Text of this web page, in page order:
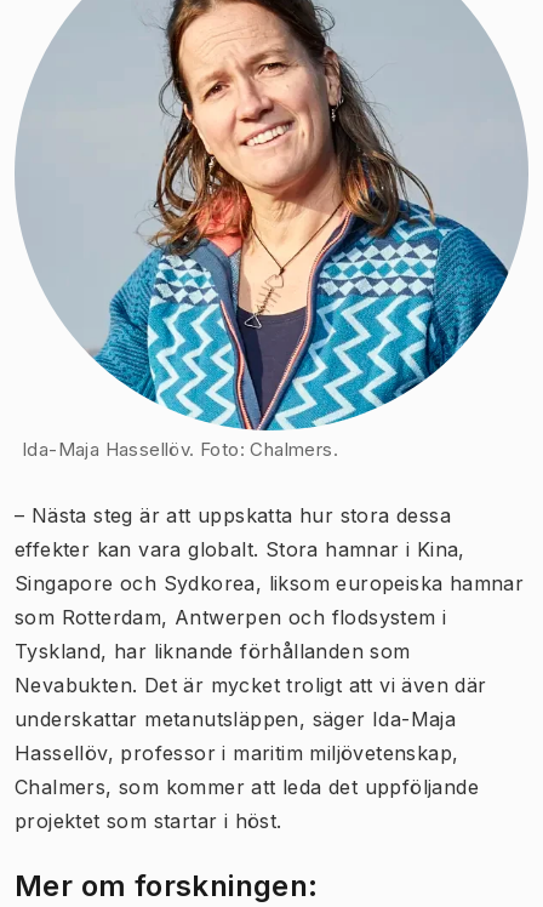
Ida-Maja Hassellöv. Foto: Chalmers.
– Nästa steg är att uppskatta hur stora dessa
effekter kan vara globalt. Stora hamnar i Kina,
Singapore och Sydkorea, liksom europeiska hamnar
som Rotterdam, Antwerpen och flodsystem i
Tyskland, har liknande förhållanden som
Nevabukten. Det är mycket troligt att vi även där
underskattar metanutsläppen, säger Ida-Maja
Hassellöv, professor i maritim miljövetenskap,
Chalmers, som kommer att leda det uppföljande
projektet som startar i höst.
Mer om forskningen: